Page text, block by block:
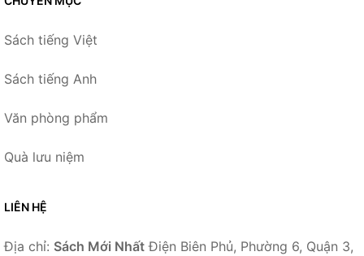
Sách tiếng Việt
Sách tiếng Anh
Văn phòng phẩm
Quà lưu niệm
LIÊN HỆ
Địa chỉ: Sách Mới Nhất Điện Biên Phủ, Phường 6, Quận 3,